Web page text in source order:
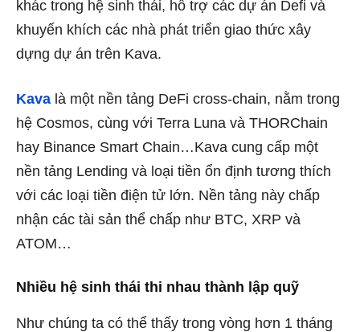
khác trong hệ sinh thái, hỗ trợ các dự án Defi và
khuyến khích các nhà phát triển giao thức xây
dựng dự án trên Kava.
Kava là một nền tảng DeFi cross-chain, nằm trong
hệ Cosmos, cùng với Terra Luna và THORChain
hay Binance Smart Chain…Kava cung cấp một
nền tảng Lending và loại tiền ổn định tương thích
với các loại tiền điện tử lớn. Nền tảng này chấp
nhận các tài sản thể chấp như BTC, XRP và
ATOM…
Nhiều hệ sinh thái thi nhau thành lập quỹ
Như chúng ta có thể thấy trong vòng hơn 1 tháng